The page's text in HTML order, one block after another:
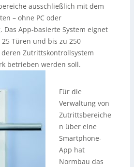
ausschließlich mit dem
– ohne PC oder
App-basierte System eignet
Türen und bis zu 250
Zutrittskontrollsystem
betrieben werden soll.
Für die
Verwaltung von
Zutrittsbereiche
n über eine
Smartphone-
App hat
Normbau das